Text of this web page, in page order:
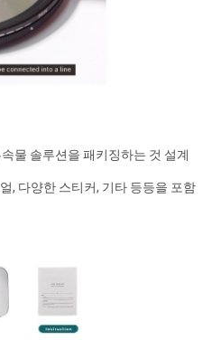
물 솔루션을 패키징하는 것 설계
, 다양한 스티커, 기타 등등을 포함